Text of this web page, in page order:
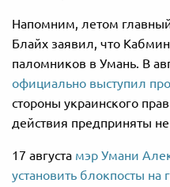
Напомним, летом
Блайх заявил, что
паломников в Умань. В
официально выступил
стороны украинского
действия предприняты
17 августа мэр Умани
установить блокпосты на